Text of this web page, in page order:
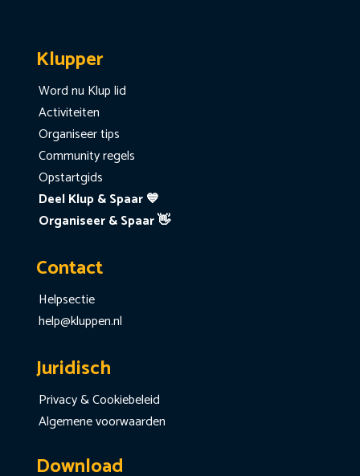
Klupper
Word nu Klup lid
Activiteiten
Organiseer tips
Community regels
Opstartgids
Deel Klup & Spaar 💙
Organiseer & Spaar 👋
Contact
Helpsectie
help@kluppen.nl
Juridisch
Privacy & Cookiebeleid
Algemene voorwaarden
Download